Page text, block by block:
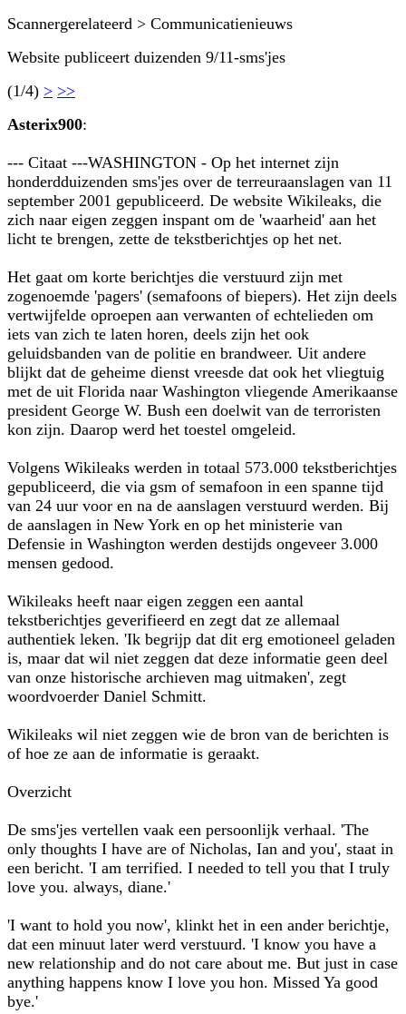
Scannergerelateerd > Communicatienieuws
Website publiceert duizenden 9/11-sms'jes
(1/4) > >>
Asterix900:
--- Citaat ---WASHINGTON - Op het internet zijn
honderdduizenden sms'jes over de terreuraanslagen van 11
september 2001 gepubliceerd. De website Wikileaks, die
zich naar eigen zeggen inspant om de 'waarheid' aan het
licht te brengen, zette de tekstberichtjes op het net.
Het gaat om korte berichtjes die verstuurd zijn met
zogenoemde 'pagers' (semafoons of biepers). Het zijn deels
vertwijfelde oproepen aan verwanten of echtelieden om
iets van zich te laten horen, deels zijn het ook
geluidsbanden van de politie en brandweer. Uit andere
blijkt dat de geheime dienst vreesde dat ook het vliegtuig
met de uit Florida naar Washington vliegende Amerikaanse
president George W. Bush een doelwit van de terroristen
kon zijn. Daarop werd het toestel omgeleid.
Volgens Wikileaks werden in totaal 573.000 tekstberichtjes
gepubliceerd, die via gsm of semafoon in een spanne tijd
van 24 uur voor en na de aanslagen verstuurd werden. Bij
de aanslagen in New York en op het ministerie van
Defensie in Washington werden destijds ongeveer 3.000
mensen gedood.
Wikileaks heeft naar eigen zeggen een aantal
tekstberichtjes geverifieerd en zegt dat ze allemaal
authentiek leken. 'Ik begrijp dat dit erg emotioneel geladen
is, maar dat wil niet zeggen dat deze informatie geen deel
van onze historische archieven mag uitmaken', zegt
woordvoerder Daniel Schmitt.
Wikileaks wil niet zeggen wie de bron van de berichten is
of hoe ze aan de informatie is geraakt.
Overzicht
De sms'jes vertellen vaak een persoonlijk verhaal. 'The
only thoughts I have are of Nicholas, Ian and you', staat in
een bericht. 'I am terrified. I needed to tell you that I truly
love you. always, diane.'
'I want to hold you now', klinkt het in een ander berichtje,
dat een minuut later werd verstuurd. 'I know you have a
new relationship and do not care about me. But just in case
anything happens know I love you hon. Missed Ya good
bye.'